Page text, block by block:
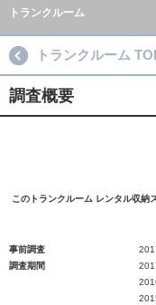
トランクルーム
トランクルーム
調査概要
このトランクルーム レンタル収納
事前調査
調査期間